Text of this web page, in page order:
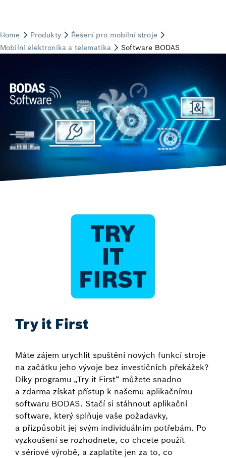
Try it First
Máte zájem urychlit spuštění nových funkcí stroje
na začátku jeho vývoje bez investičních překážek?
Díky programu „Try it First“ můžete snadno
a zdarma získat přístup k našemu aplikačnímu
softwaru BODAS. Stačí si stáhnout aplikační
software, který splňuje vaše požadavky,
a přizpůsobit jej svým individuálním potřebám. Po
vyzkoušení se rozhodnete, co chcete použít
v sériové výrobě, a zaplatíte jen za to, co